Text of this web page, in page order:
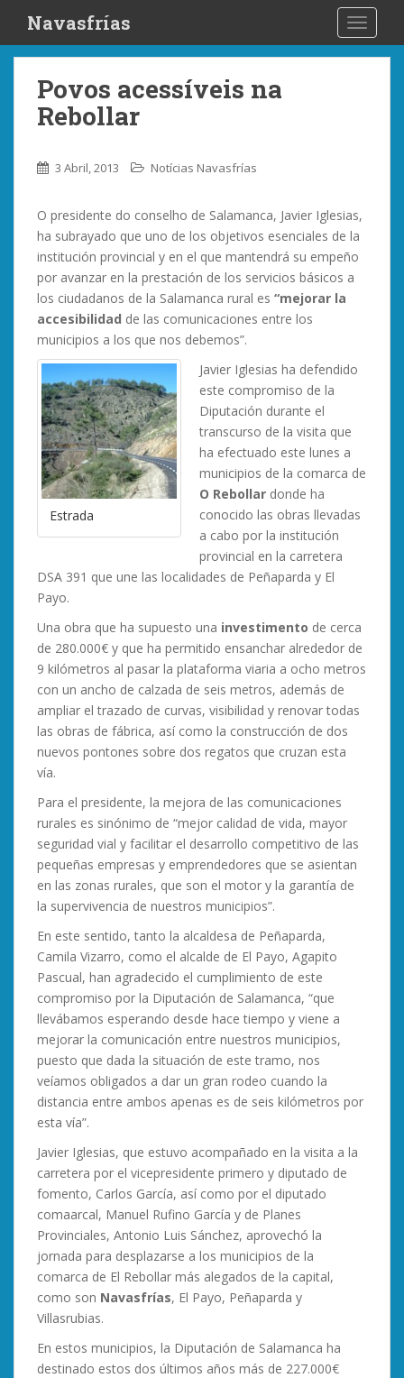
i
Navasfrías
Povos acessíveis na
Rebollar
3 Abril, 2013 Notícias Navasfrías
O presidente do conselho de Salamanca, Javier Iglesias,
ha subrayado que uno de los objetivos esenciales de la
institución provincial y en el que mantendrá su empeño
por avanzar en la prestación de los servicios básicos a
los ciudadanos de la Salamanca rural es “mejorar la
accesibilidad de las comunicaciones entre los
municipios a los que nos debemos”.
Estrada
Javier Iglesias ha defendido
este compromiso de la
Diputación durante el
transcurso de la visita que
ha efectuado este lunes a
municipios de la comarca de
O Rebollar donde ha
conocido las obras llevadas
a cabo por la institución
provincial en la carretera
DSA 391 que une las localidades de Peñaparda y El
Payo.
Una obra que ha supuesto una investimento de cerca
de 280.000€ y que ha permitido ensanchar alrededor de
9 kilómetros al pasar la plataforma viaria a ocho metros
con un ancho de calzada de seis metros, además de
ampliar el trazado de curvas, visibilidad y renovar todas
las obras de fábrica, así como la construcción de dos
nuevos pontones sobre dos regatos que cruzan esta
vía.
Para el presidente, la mejora de las comunicaciones
rurales es sinónimo de “mejor calidad de vida, mayor
seguridad vial y facilitar el desarrollo competitivo de las
pequeñas empresas y emprendedores que se asientan
en las zonas rurales, que son el motor y la garantía de
la supervivencia de nuestros municipios”.
En este sentido, tanto la alcaldesa de Peñaparda,
Camila Vizarro, como el alcalde de El Payo, Agapito
Pascual, han agradecido el cumplimiento de este
compromiso por la Diputación de Salamanca, “que
llevábamos esperando desde hace tiempo y viene a
mejorar la comunicación entre nuestros municipios,
puesto que dada la situación de este tramo, nos
veíamos obligados a dar un gran rodeo cuando la
distancia entre ambos apenas es de seis kilómetros por
esta vía”.
Javier Iglesias, que estuvo acompañado en la visita a la
carretera por el vicepresidente primero y diputado de
fomento, Carlos García, así como por el diputado
comaarcal, Manuel Rufino García y de Planes
Provinciales, Antonio Luis Sánchez, aprovechó la
jornada para desplazarse a los municipios de la
comarca de El Rebollar más alegados de la capital,
como son Navasfrías, El Payo, Peñaparda y
Villasrubias.
En estos municipios, la Diputación de Salamanca ha
destinado estos dos últimos años más de 227.000€